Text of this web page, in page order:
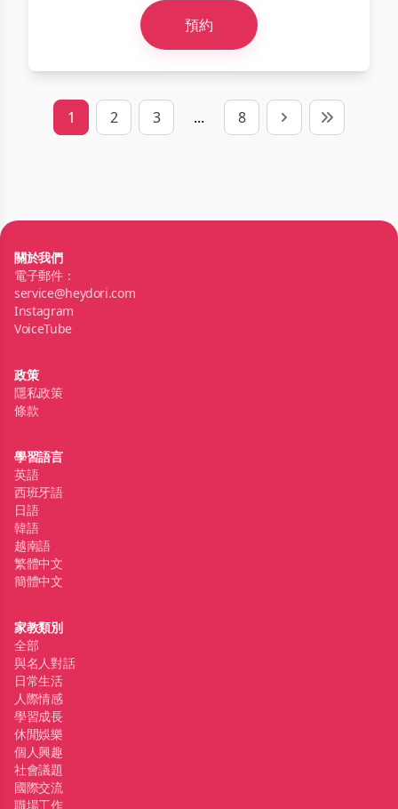
預約
1 2 3 ... 8 Next Last
關於我們
電子郵件：
service@heydori.com
Instagram
VoiceTube
政策
隱私政策
條款
學習語言
英語
西班牙語
日語
韓語
越南語
繁體中文
簡體中文
家教類別
全部
與名人對話
日常生活
人際情感
學習成長
休閒娛樂
個人興趣
社會議題
國際交流
職場工作